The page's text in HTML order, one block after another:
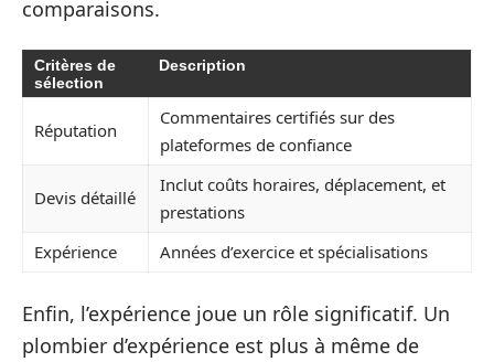
comparaisons.
Critères de
sélection
Description
Réputation
Commentaires certifiés sur des
plateformes de confiance
Devis détaillé
Inclut coûts horaires, déplacement, et
prestations
Expérience
Années d’exercice et spécialisations
Enfin, l’expérience joue un rôle significatif. Un
plombier d’expérience est plus à même de